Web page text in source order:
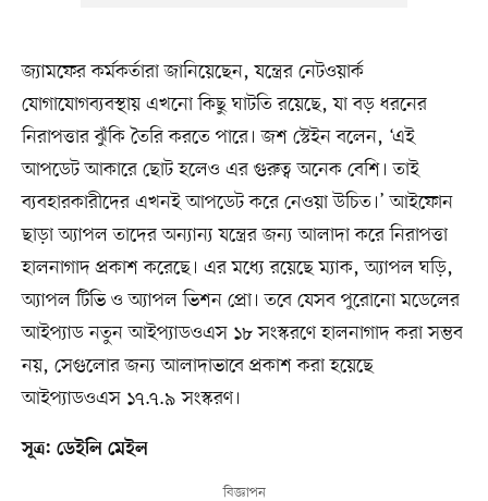
জ্যামফের কর্মকর্তারা জানিয়েছেন, যন্ত্রের নেটওয়ার্ক
যোগাযোগব্যবস্থায় এখনো কিছু ঘাটতি রয়েছে, যা বড় ধরনের
নিরাপত্তার ঝুঁকি তৈরি করতে পারে। জশ স্টেইন বলেন, ‘এই
আপডেট আকারে ছোট হলেও এর গুরুত্ব অনেক বেশি। তাই
ব্যবহারকারীদের এখনই আপডেট করে নেওয়া উচিত।’ আইফোন
ছাড়া অ্যাপল তাদের অন্যান্য যন্ত্রের জন্য আলাদা করে নিরাপত্তা
হালনাগাদ প্রকাশ করেছে। এর মধ্যে রয়েছে ম্যাক, অ্যাপল ঘড়ি,
অ্যাপল টিভি ও অ্যাপল ভিশন প্রো। তবে যেসব পুরোনো মডেলের
আইপ্যাড নতুন আইপ্যাডওএস ১৮ সংস্করণে হালনাগাদ করা সম্ভব
নয়, সেগুলোর জন্য আলাদাভাবে প্রকাশ করা হয়েছে
আইপ্যাডওএস ১৭.৭.৯ সংস্করণ।
সূত্র: ডেইলি মেইল